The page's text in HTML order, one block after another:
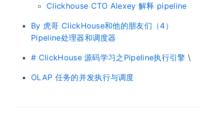
Clickhouse CTO Alexey 解释 pipeline
By 虎哥 ClickHouse和他的朋友们（4）
Pipeline处理器和调度器
# ClickHouse 源码学习之Pipeline执行引擎 \
OLAP 任务的并发执行与调度